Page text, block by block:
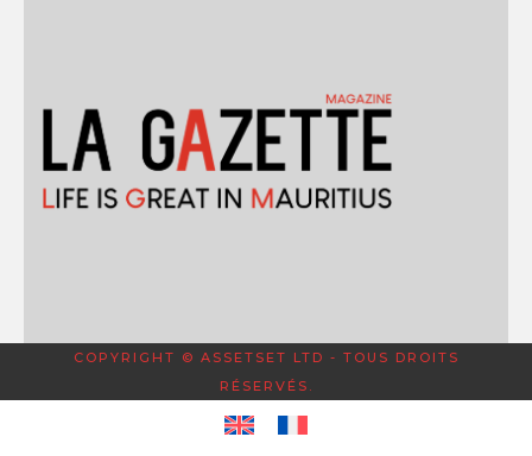
COPYRIGHT © ASSETSET LTD - TOUS DROITS
RÉSERVÉS.